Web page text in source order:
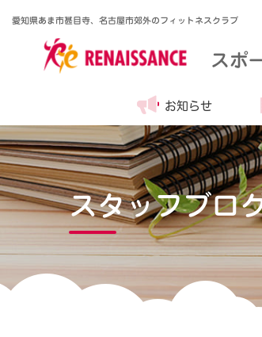
愛知県あま市甚目寺、名古屋市郊外のフィットネスクラブ
スポ
お知らせ
スタッフブロ